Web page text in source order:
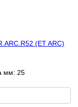
(ET ARC)
мм: 25